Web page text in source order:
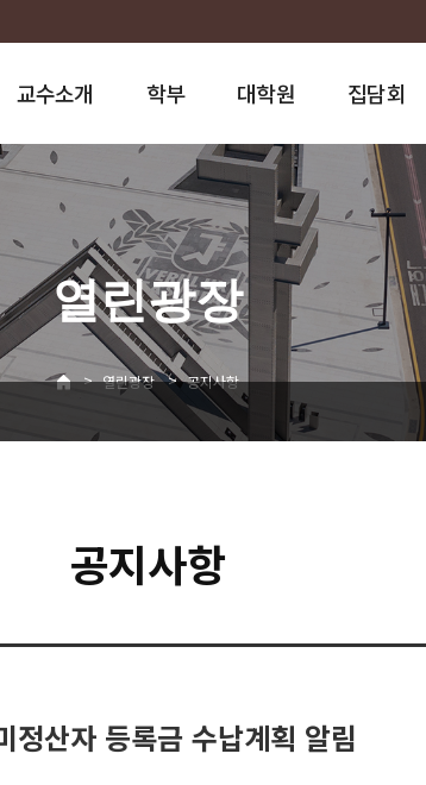
교수소개 학부 대학원 집담회
열린광장
> 열린광장 > 공지사항
공지사항
산자 등록금 수납계획 알림